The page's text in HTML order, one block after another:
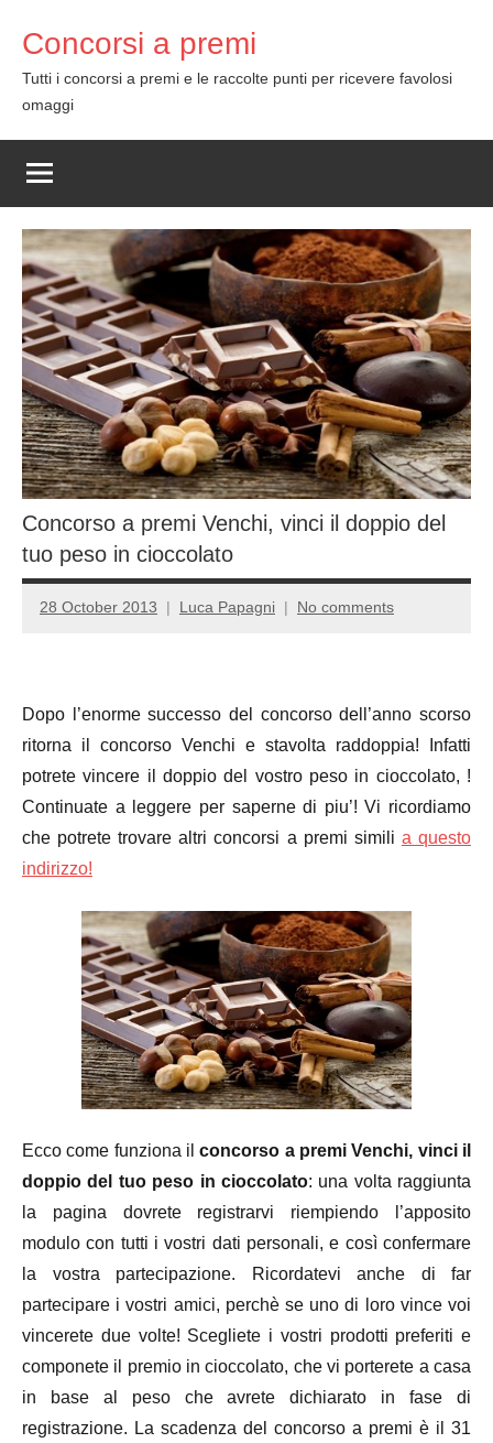
content
Concorsi a premi
Tutti i concorsi a premi e le raccolte punti per ricevere favolosi
omaggi
Concorso a premi Venchi, vinci il doppio del
tuo peso in cioccolato
28 October 2013 Luca Papagni No comments
Dopo l’enorme successo del concorso dell’anno scorso
ritorna il concorso Venchi e stavolta raddoppia! Infatti
potrete vincere il doppio del vostro peso in cioccolato, !
Continuate a leggere per saperne di piu’! Vi ricordiamo
che potrete trovare altri concorsi a premi simili a questo
indirizzo!
Ecco come funziona ilconcorso a premi Venchi, vinci il
doppio del tuo peso in cioccolato: una volta raggiunta
la pagina dovrete registrarvi riempiendo l’apposito
modulo con tutti i vostri dati personali, e così confermare
la vostra partecipazione. Ricordatevi anche di far
partecipare i vostri amici, perchè se uno di loro vince voi
vincerete due volte! Scegliete i vostri prodotti preferiti e
componete il premio in cioccolato, che vi porterete a casa
in base al peso che avrete dichiarato in fase di
registrazione. La scadenza del concorso a premi è il 31